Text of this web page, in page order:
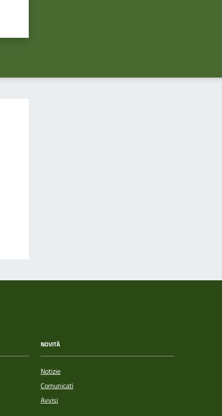
NOVITÀ
Notizie
Comunicati
Avvisi